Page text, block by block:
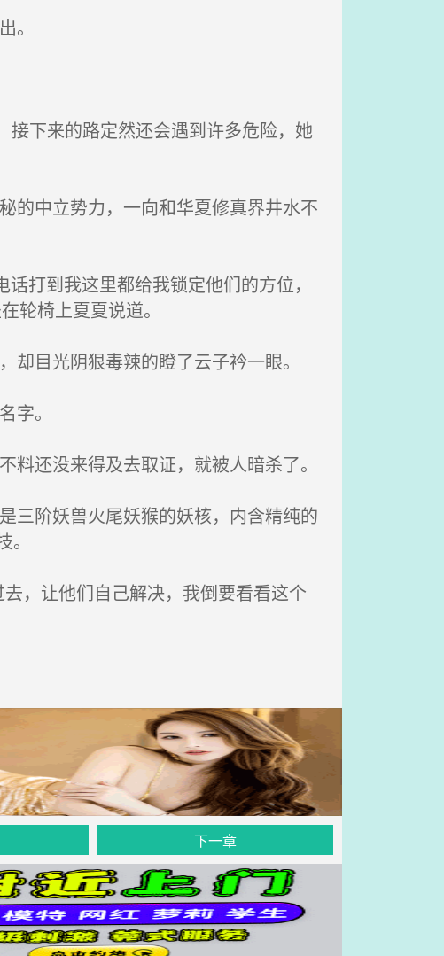
。
下来的路定然还会遇到许多危险，她
的中立势力，一向和华夏修真界井水不
打到我这里都给我锁定他们的方位，
轮椅上夏夏说道。
目光阴狠毒辣的瞪了云子衿一眼。
字。
还没来得及去取证，就被人暗杀了。
三阶妖兽火尾妖猴的妖核，内含精纯的
，让他们自己解决，我倒要看看这个
下一章